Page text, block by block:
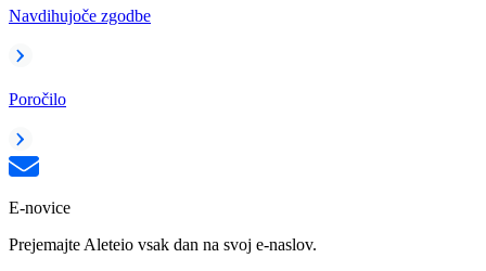
Navdihujoče zgodbe
Poročilo
E-novice
Prejemajte Aleteio vsak dan na svoj e-naslov.